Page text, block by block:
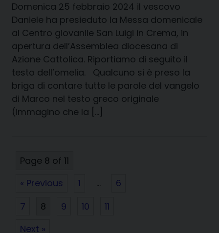
Domenica 25 febbraio 2024 il vescovo
Daniele ha presieduto la Messa domenicale
al Centro giovanile San Luigi in Crema, in
apertura dell’Assemblea diocesana di
Azione Cattolica. Riportiamo di seguito il
testo dell’omelia. Qualcuno si è preso la
briga di contare tutte le parole del vangelo
di Marco nel testo greco originale
(immagino che la […]
Page 8 of 11
« Previous
1 …
6
7
8 9 10
11
Next »